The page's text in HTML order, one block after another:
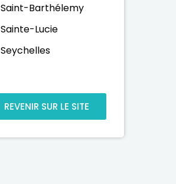
Saint-Barthélemy
Sainte-Lucie
Seychelles
REVENIR SUR LE SITE